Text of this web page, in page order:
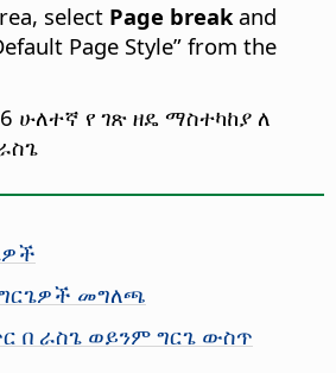
select Page breakand
Page Style” from the
ሁለተኛ የ ገጽ ዘዴ ማስተካከያ ለ
ግርጌዎች መግለጫ
በ ራስጌ ወይንም ግርጌ ውስጥ